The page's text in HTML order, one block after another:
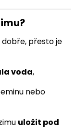
přesto je
voda,
nebo
uložit pod